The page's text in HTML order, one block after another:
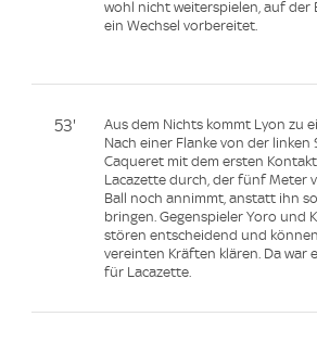
wohl nicht weiterspielen, auf der
ein Wechsel vorbereitet.
53'
Aus dem Nichts kommt Lyon zu
Nach einer Flanke von der linken
Caqueret mit dem ersten
Lacazette durch, der fünf Meter
Ball noch annimmt, anstatt ihn
bringen. Gegenspieler Yoro und
stören entscheidend und
vereinten Kräften klären. Da war
für Lacazette.